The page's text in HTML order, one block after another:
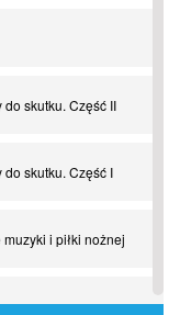
do skutku. Część II
do skutku. Część I
i piłki nożnej